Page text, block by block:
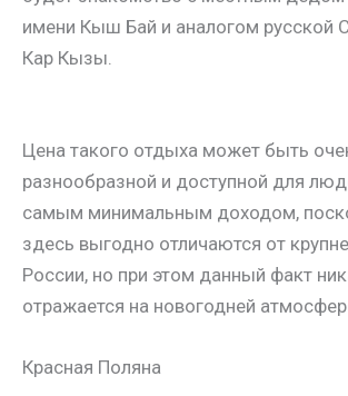
имени Кыш Бай и аналогом русской
Кар Кызы.
Цена такого отдыха может быть
разнообразной и доступной для
самым минимальным доходом,
здесь выгодно отличаются от
России, но при этом данный факт
отражается на новогодней
Красная Поляна